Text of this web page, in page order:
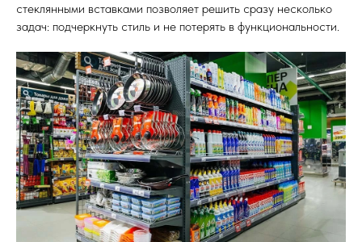
стеклянными вставками позволяет решить сразу несколько
задач: подчеркнуть стиль и не потерять в функциональности.